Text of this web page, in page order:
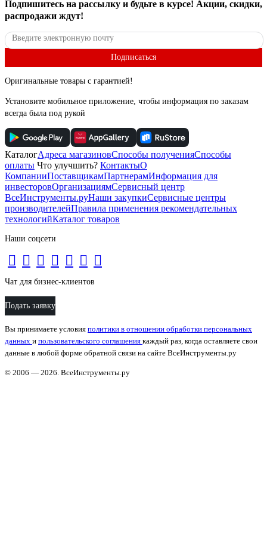
Подпишитесь на рассылку и будьте в курсе! Акции, скидки,
распродажи ждут!
Подписаться
Оригинальные товары с гарантией!
Установите мобильное приложение, чтобы информация по заказам
всегда была под рукой
КаталогАдреса магазиновСпособы полученияСпособы
оплаты Что улучшить? КонтактыО
КомпанииПоставщикамПартнерамИнформация для
инвесторовОрганизациямСервисный центр
ВсеИнструменты.руНаши закупкиСервисные центры
производителейПравила применения рекомендательных
технологийКаталог товаров
Наши соцсети
Чат для бизнес-клиентов
Подать заявку
Вы принимаете условия политики в отношении обработки персональных
данных и пользовательского соглашения каждый раз, когда оставляете свои
данные в любой форме обратной связи на сайте ВсеИнструменты.ру
© 2006 — 2026. ВсеИнструменты.ру